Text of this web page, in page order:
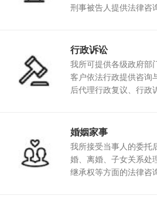
刑事被告人提供法律咨
行政诉讼
我所可提供各级政府部
客户依法行政提供咨询
后代理行政复议、行政
婚姻家事
我所接受当事人的委托
婚、离婚、子女关系处
继承权等方面的法律咨